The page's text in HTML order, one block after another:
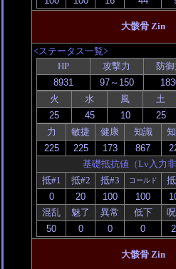
大骸骨 Zin
<ステータス一覧>
HP
攻撃力 防御
火 水 風 土
力 敏捷 健康 知識
基礎抵抗値（Lv入力非
抵#1
抵#2 抵#3 コールド
混乱 魅了 異常 低下
大骸骨 Zin